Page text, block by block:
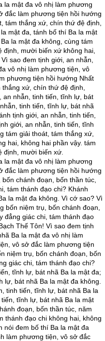
la mật đa vô nhị làm phương
đắc làm phương tiện hồi hướng
tám thắng xứ, chín thứ đệ định,
mật đa, tánh bố thí Ba la mật
la mật đa không, cùng tám
mười biến xứ không hai,
sao đem tịnh giới, an nhẫn,
vô nhị làm phương tiện, vô
phương tiện hồi hướng Nhất
xứ, chín thứ đệ định,
an nhẫn, tinh tiến, tĩnh lự, bát
tinh tiến, tĩnh lự, bát nhã
tịnh giới, an nhẫn, tinh tiến,
giới, an nhẫn, tinh tiến, tĩnh
tám giải thoát, tám thắng xứ,
hai, không hai phần vậy. tám
định, mười biến xứ.
la mật đa vô nhị làm phương
đắc làm phương tiện hồi hướng
chánh đoạn, bốn thần túc,
tám thánh đạo chi? Khánh
la mật đa không. Vì cớ sao? Vì
bốn niệm trụ, bốn chánh đoạn,
đẳng giác chi, tám thánh đạo
Thế Tôn! Vì sao đem tịnh
Ba la mật đa vô nhị làm
vô sở đắc làm phương tiện
niệm trụ, bốn chánh đoạn, bốn
giác chi, tám thánh đạo chi?
tĩnh lự, bát nhã Ba la mật đa;
bát nhã Ba la mật đa không.
tinh tiến, tĩnh lự, bát nhã Ba la
tĩnh lự, bát nhã Ba la mật
đoạn, bốn thần túc, năm
thánh đạo chi không hai, không
nói đem bố thí Ba la mật đa
làm phương tiện, vô sở đắc